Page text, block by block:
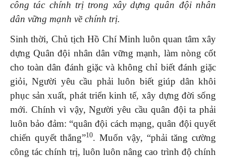
công tác chính trị trong xây dựng quân đội nhân
dân vững mạnh về chính trị.
Sinh thời, Chủ tịch Hồ Chí Minh luôn quan tâm xây
dựng Quân đội nhân dân vững mạnh, làm nòng cốt
cho toàn dân đánh giặc và không chỉ biết đánh giặc
giỏi, Người yêu cầu phải luôn biết giúp dân khôi
phục sản xuất, phát triển kinh tế, xây dựng đời sống
mới. Chính vì vậy, Người yêu cầu quân đội ta phải
luôn bảo đảm: “quân đội cách mạng, quân đội quyết
chiến quyết thắng”10. Muốn vậy, “phải tăng cường
công tác chính trị, luôn luôn nâng cao trình độ chính